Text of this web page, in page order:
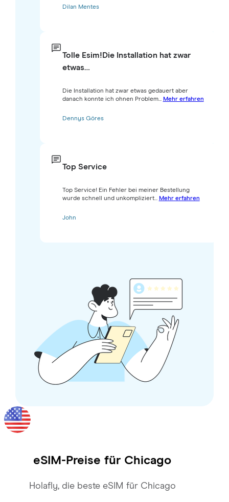
Dilan Mentes
Tolle Esim!Die Installation hat zwar
etwas…
Die Installation hat zwar etwas gedauert aber
danach konnte ich ohnen Problem... Mehr erfahren
Dennys Göres
Top Service
Top Service! Ein Fehler bei meiner Bestellung
wurde schnell und unkompliziert... Mehr erfahren
John
eSIM-Preise für Chicago
Holafly, die beste eSIM für Chicago